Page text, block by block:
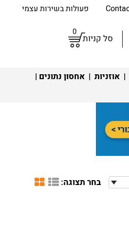
פעולות בשירות עצמי
סל קניות
0
| אוזניות | אחסון נתונים |
בחר תצוגה: